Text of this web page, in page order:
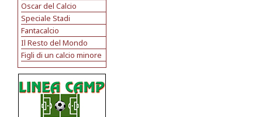
Oscar del Calcio
Speciale Stadi
Fantacalcio
Il Resto del Mondo
Figli di un calcio minore